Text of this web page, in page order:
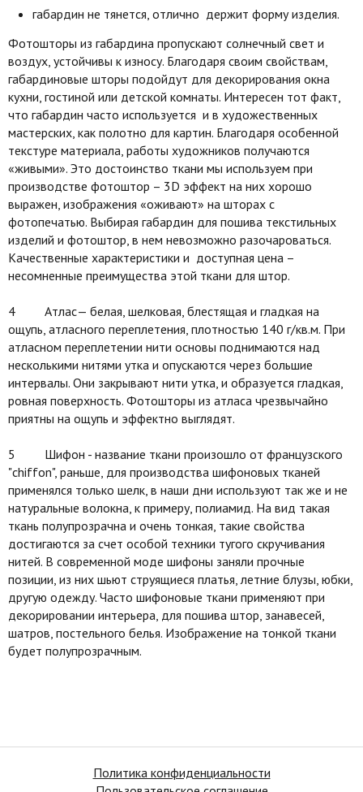
габардин не тянется, отлично держит форму изделия.
Фотошторы из габардина пропускают солнечный свет и
воздух, устойчивы к износу. Благодаря своим свойствам,
габардиновые шторы подойдут для декорирования окна
кухни, гостиной или детской комнаты. Интересен тот факт,
что габардин часто используется и в художественных
мастерских, как полотно для картин. Благодаря особенной
текстуре материала, работы художников получаются
«живыми». Это достоинство ткани мы используем при
производстве фотоштор – 3D эффект на них хорошо
выражен, изображения «оживают» на шторах с
фотопечатью. Выбирая габардин для пошива текстильных
изделий и фотоштор, в нем невозможно разочароваться.
Качественные характеристики и доступная цена –
несомненные преимущества этой ткани для штор.
4 Атлас— белая, шелковая, блестящая и гладкая на
ощупь, атласного переплетения, плотностью 140 г/кв.м. При
атласном переплетении нити основы поднимаются над
несколькими нитями утка и опускаются через большие
интервалы. Они закрывают нити утка, и образуется гладкая,
ровная поверхность. Фотошторы из атласа чрезвычайно
приятны на ощупь и эффектно выглядят.
5 Шифон - название ткани произошло от французского
"chiffon", раньше, для производства шифоновых тканей
применялся только шелк, в наши дни используют так же и не
натуральные волокна, к примеру, полиамид. На вид такая
ткань полупрозрачна и очень тонкая, такие свойства
достигаются за счет особой техники тугого скручивания
нитей. В современной моде шифоны заняли прочные
позиции, из них шьют струящиеся платья, летние блузы, юбки,
другую одежду. Часто шифоновые ткани применяют при
декорировании интерьера, для пошива штор, занавесей,
шатров, постельного белья. Изображение на тонкой ткани
будет полупрозрачным.
Политика конфиденциальности